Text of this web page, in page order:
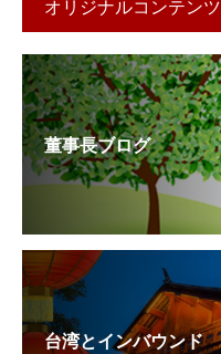
オリジナルコンテンツ
董事長ブログ
台湾とインバウンド